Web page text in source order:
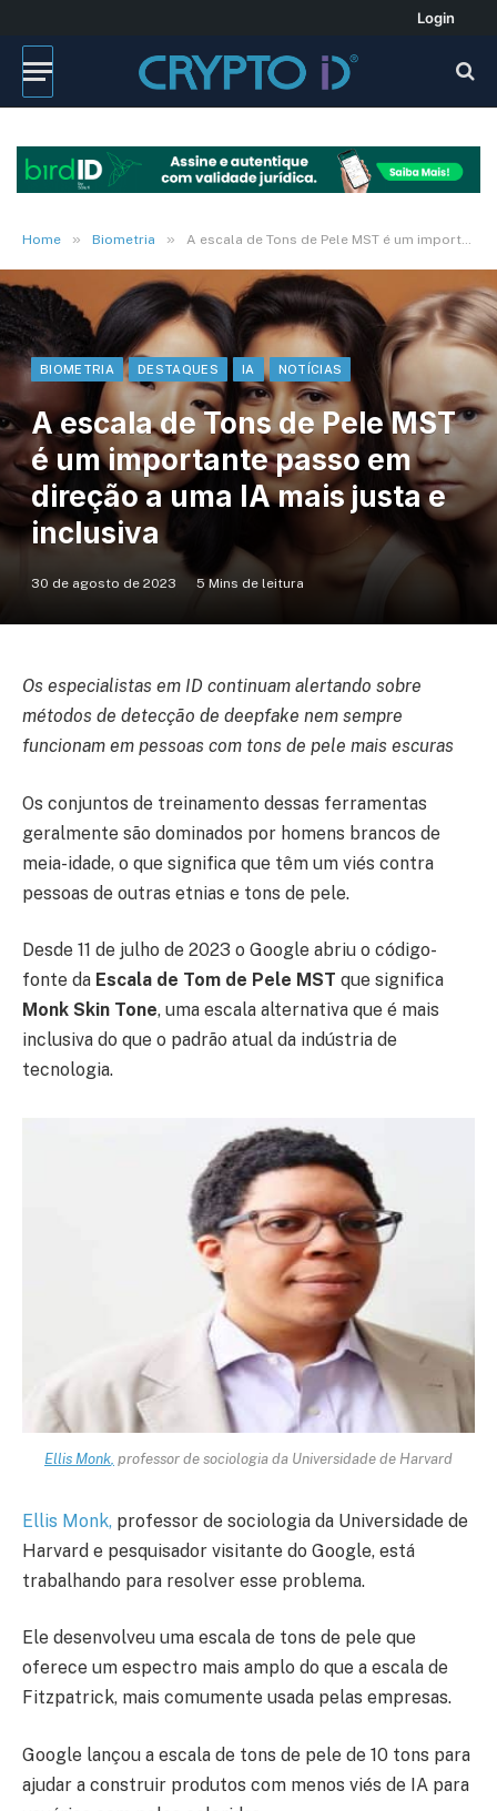
Login
Home » Biometria » A escala de Tons de Pele MST é um importante passo em direção a uma IA mais justa e inclusiva
BIOMETRIA DESTAQUES IA NOTÍCIAS
A escala de Tons de Pele MST
é um importante passo em
direção a uma IA mais justa e
inclusiva
30 de agosto de 2023 5 Mins de leitura
Os especialistas em ID continuam alertando sobre
métodos de detecção de deepfake nem sempre
funcionam em pessoas com tons de pele mais escuras
Os conjuntos de treinamento dessas ferramentas
geralmente são dominados por homens brancos de
meia-idade, o que significa que têm um viés contra
pessoas de outras etnias e tons de pele.
Desde 11 de julho de 2023 o Google abriu o código-
fonte da Escala de Tom de Pele MST que significa
Monk Skin Tone, uma escala alternativa que é mais
inclusiva do que o padrão atual da indústria de
tecnologia.
Ellis Monk professor de sociologia da Universidade de Harvard
Ellis Monk, professor de sociologia da Universidade de
Harvard e pesquisador visitante do Google, está
trabalhando para resolver esse problema.
Ele desenvolveu uma escala de tons de pele que
oferece um espectro mais amplo do que a escala de
Fitzpatrick, mais comumente usada pelas empresas.
Google lançou a escala de tons de pele de 10 tons para
ajudar a construir produtos com menos viés de IA para